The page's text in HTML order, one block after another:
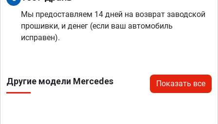
Мы предоставляем 14 дней на возврат заводской
прошивки, и денег (если ваш автомобиль
исправен).
Другие модели Mercedes Показать все